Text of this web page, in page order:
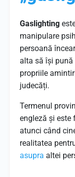
Gaslighting
manipulare
persoană
alta să își
propriile
judecăți.
Termenul
engleză și este
atunci când
realitatea
asupra altei